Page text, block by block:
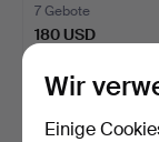
7 Gebote
180 USD
Wir
Einige